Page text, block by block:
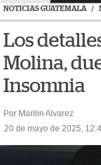
NOTICIAS GUATEMALA /
Los
Molina,
Insomnia
Por Marilin Alvarez
20 de mayo de 2025,